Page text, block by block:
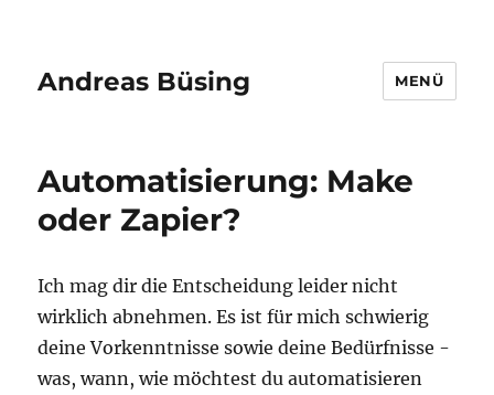
Andreas Büsing MENÜ
Automatisierung: Make
oder Zapier?
Ich mag dir die Entscheidung leider nicht
wirklich abnehmen. Es ist für mich schwierig
deine Vorkenntnisse sowie deine Bedürfnisse -
was, wann, wie möchtest du automatisieren